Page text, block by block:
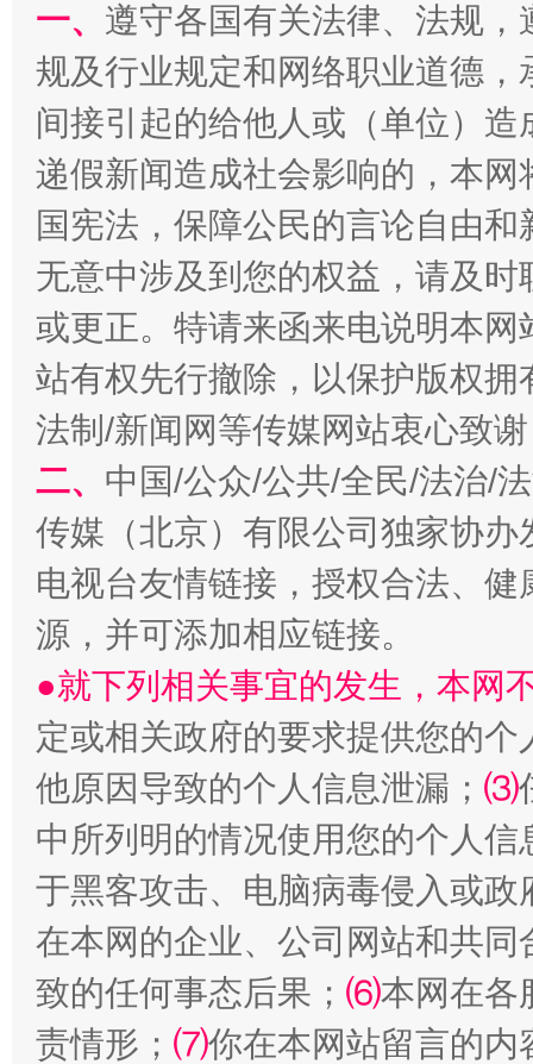
一、 遵守各国有关法律、法规
规及行业规定和网络职业道德
间接引起的给他人或（单位）
递假新闻造成社会影响的，本
国宪法，保障公民的言论自由
无意中涉及到您的权益，请及
或更正。特请来函来电说明本
站有权先行撤除，以保护版权
法制/新闻网等传媒网站衷心致
二、 中国/公众/公共/全民/法治/
传媒（北京）有限公司独家协
电视台友情链接，授权合法、
源，并可添加相应链接。
●就下列相关事宜的发生，本网
定或相关政府的要求提供您的个
他原因导致的个人信息泄漏； ⑶
中所列明的情况使用您的个人
于黑客攻击、电脑病毒侵入或
在本网的企业、公司网站和共
致的任何事态后果； ⑹本网在各
责情形； ⑺你在本网站留言的内